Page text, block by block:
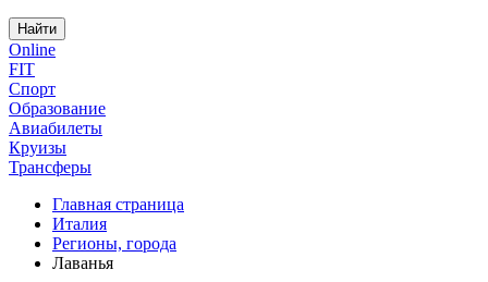
Найти
Online
FIT
Спорт
Образование
Авиабилеты
Круизы
Трансферы
Главная страница
Италия
Регионы, города
Лаванья